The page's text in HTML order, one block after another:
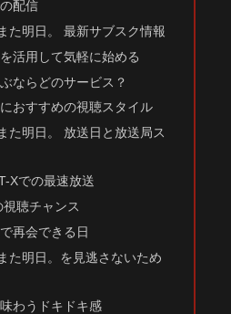
配信
た明日。 最新サブスク情報
活用して気軽に始める
ならどのサービス？
おすすめの視聴スタイル
た明日。 放送日と放送局ス
Xでの最速放送
聴チャンス
再会できる日
た明日。を見逃さないため
わうドキドキ感